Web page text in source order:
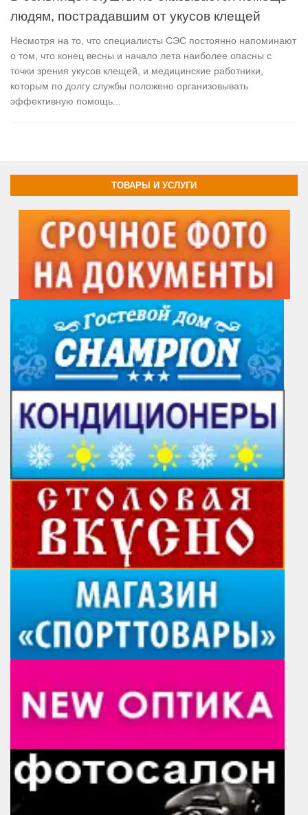
людям, пострадавшим от укусов клещей
Несмотря на то, что специалисты СЭС постоянно напоминают
о том, что конец весны и начало лета наиболее опасны с
точки зрения укусов клещей, и медицинские работники,
которым по долгу службы положено организовывать
эффективную помощь...
ТОВАРЫ И УСЛУГИ